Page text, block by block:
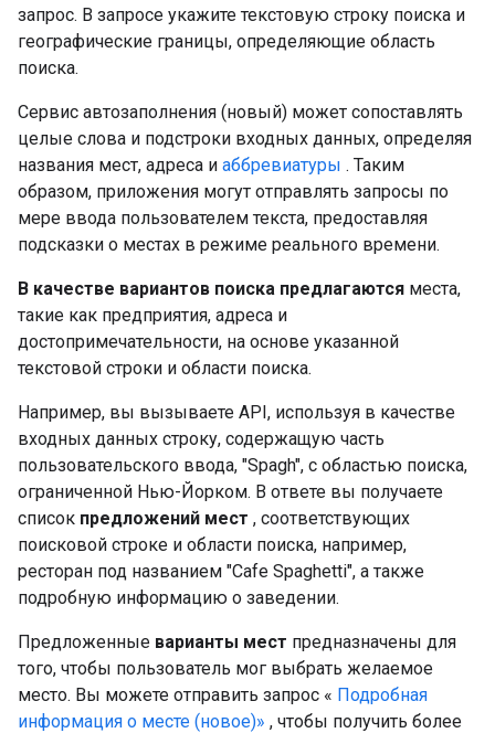
запрос. В запросе укажите текстовую строку поиска и
географические границы, определяющие область
поиска.
Сервис автозаполнения (новый) может сопоставлять
целые слова и подстроки входных данных, определяя
названия мест, адреса и аббревиатуры . Таким
образом, приложения могут отправлять запросы по
мере ввода пользователем текста, предоставляя
подсказки о местах в режиме реального времени.
В качестве вариантов поиска предлагаются места,
такие как предприятия, адреса и
достопримечательности, на основе указанной
текстовой строки и области поиска.
Например, вы вызываете API, используя в качестве
входных данных строку, содержащую часть
пользовательского ввода, "Spagh", с областью поиска,
ограниченной Нью-Йорком. В ответе вы получаете
список предложений мест , соответствующих
поисковой строке и области поиска, например,
ресторан под названием "Cafe Spaghetti", а также
подробную информацию о заведении.
Предложенные варианты мест предназначены для
того, чтобы пользователь мог выбрать желаемое
место. Вы можете отправить запрос « Подробная
информация о месте (новое)» , чтобы получить более